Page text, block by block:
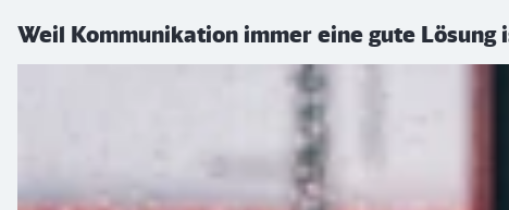
Weil Kommunikation immer eine gute Lösung